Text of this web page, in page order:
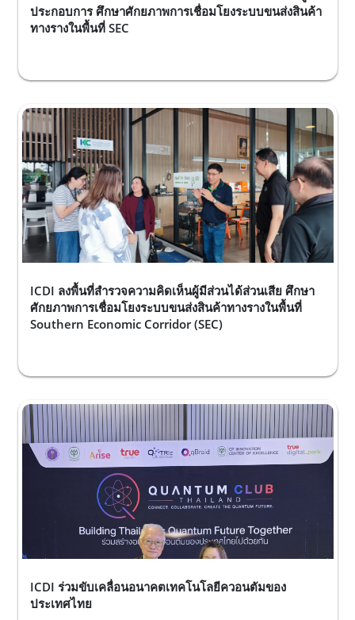
ประกอบการ ศึกษาศักยภาพการเชื่อมโยงระบบขนส่งสินค้า
ทางรางในพื้นที่ SEC
ICDI ลงพื้นที่สำรวจความคิดเห็นผู้มีส่วนได้ส่วนเสีย ศึกษา
ศักยภาพการเชื่อมโยงระบบขนส่งสินค้าทางรางในพื้นที่
Southern Economic Corridor (SEC)
ICDI ร่วมขับเคลื่อนอนาคตเทคโนโลยีควอนตัมของ
ประเทศไทย